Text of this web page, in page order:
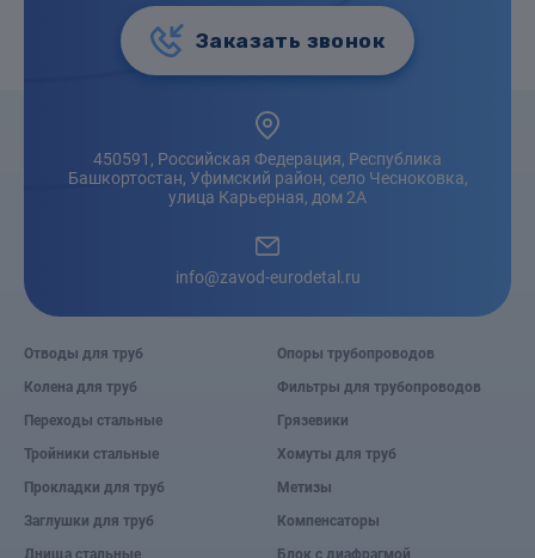
Заказать звонок
450591, Российская Федерация, Республика
Башкортостан, Уфимский район, село Чесноковка,
улица Карьерная, дом 2А
info@zavod-eurodetal.ru
Отводы для труб
Колена для труб
Переходы стальные
Тройники стальные
Прокладки для труб
Заглушки для труб
Опоры трубопроводов
Фильтры для трубопроводов
Грязевики
Хомуты для труб
Метизы
Компенсаторы